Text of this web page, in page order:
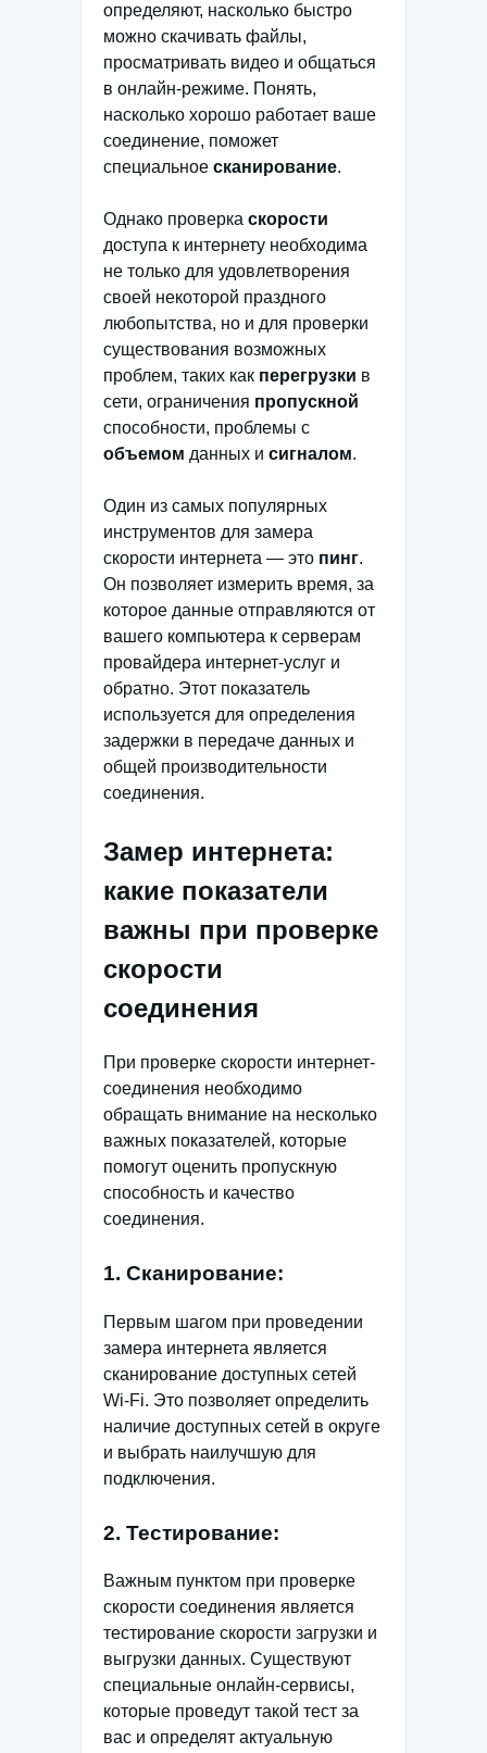
определяют, насколько быстро
можно скачивать файлы,
просматривать видео и общаться
в онлайн-режиме. Понять,
насколько хорошо работает ваше
соединение, поможет
специальное сканирование.
Однако проверка скорости
доступа к интернету необходима
не только для удовлетворения
своей некоторой праздного
любопытства, но и для проверки
существования возможных
проблем, таких как перегрузки в
сети, ограничения пропускной
способности, проблемы с
объемом данных и сигналом.
Один из самых популярных
инструментов для замера
скорости интернета — это пинг.
Он позволяет измерить время, за
которое данные отправляются от
вашего компьютера к серверам
провайдера интернет-услуг и
обратно. Этот показатель
используется для определения
задержки в передаче данных и
общей производительности
соединения.
Замер интернета:
какие показатели
важны при проверке
скорости
соединения
При проверке скорости интернет-
соединения необходимо
обращать внимание на несколько
важных показателей, которые
помогут оценить пропускную
способность и качество
соединения.
1. Сканирование:
Первым шагом при проведении
замера интернета является
сканирование доступных сетей
Wi-Fi. Это позволяет определить
наличие доступных сетей в округе
и выбрать наилучшую для
подключения.
2. Тестирование:
Важным пунктом при проверке
скорости соединения является
тестирование скорости загрузки и
выгрузки данных. Существуют
специальные онлайн-сервисы,
которые проведут такой тест за
вас и определят актуальную